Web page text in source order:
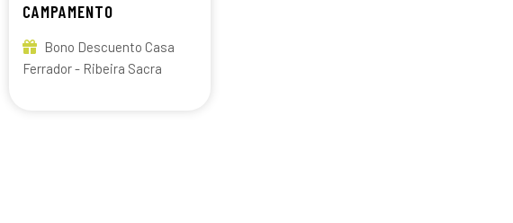
CAMPAMENTO
Bono Descuento Casa
Ferrador - Ribeira Sacra